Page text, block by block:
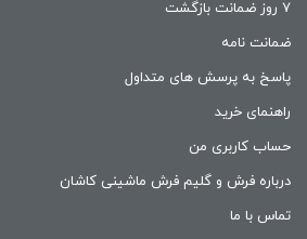
۷ روز ضمانت بازگشت
ضمانت نامه
پاسخ به پرسش های متداول
راهنمای خرید
حساب کاربری من
درباره فرش و گلیم فرش ماشینی کاشان
تماس با ما